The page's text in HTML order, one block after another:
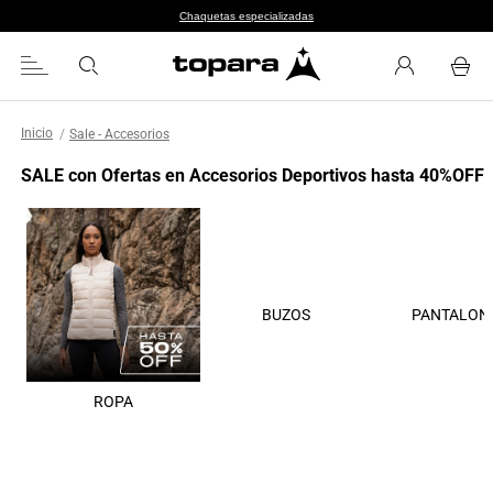
Chaquetas especializadas
Sale - Accesorios
SALE con Ofertas en Accesorios Deportivos hasta 40%OFF
ROPA
BUZOS